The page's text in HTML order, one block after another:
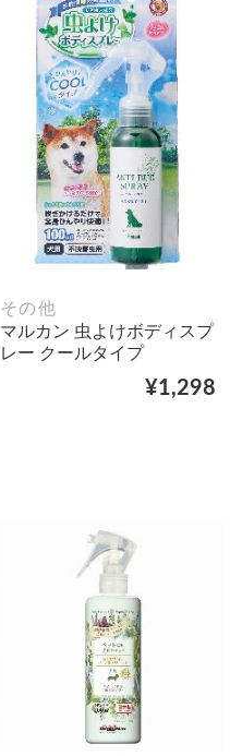
その他
マルカン 虫よけボディスプ
レー クールタイプ
¥1,298